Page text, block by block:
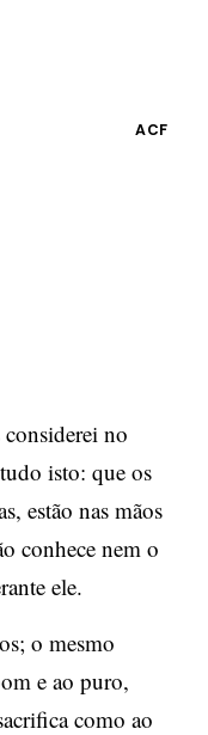
ACF
considerei no
isto: que os
estão nas mãos
conhece nem o
ele.
o mesmo
e ao puro,
como ao